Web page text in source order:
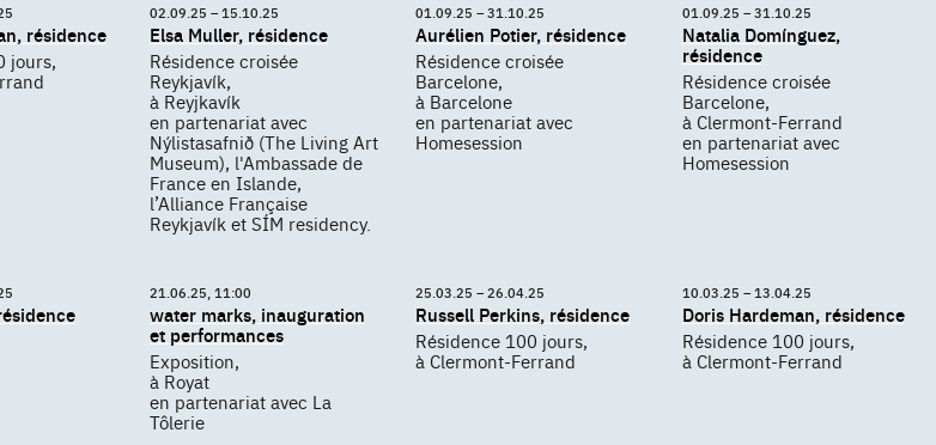
résidence
jours,
02.09.25 – 15.10.25
Elsa Muller, résidence
Résidence croisée
Reykjavík,
à Reyjkavík
en partenariat avec
Nýlistasafnið (The Living Art
Museum), l'Ambassade de
France en Islande,
l’Alliance Française
Reykjavík et SÍM residency.
01.09.25 – 31.10.25
Aurélien Potier, résidence
Résidence croisée
Barcelone,
à Barcelone
en partenariat avec
Homesession
01.09.25 – 31.10.25
Natalia Domínguez,
résidence
Résidence croisée
Barcelone,
à Clermont-Ferrand
en partenariat avec
Homesession
21.06.25, 11:00
water marks, inauguration
et performances
Exposition,
à Royat
en partenariat avec La
Tôlerie
25.03.25 – 26.04.25
Russell Perkins, résidence
Résidence 100 jours,
à Clermont-Ferrand
10.03.25 – 13.04.25
Doris Hardeman, résidence
Résidence 100 jours,
à Clermont-Ferrand